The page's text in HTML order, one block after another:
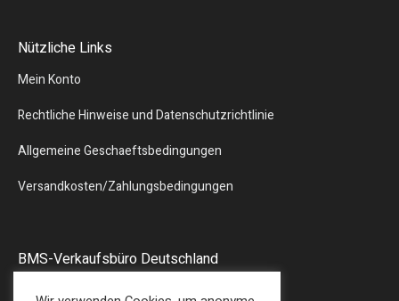
Nützliche Links
Mein Konto
Rechtliche Hinweise und Datenschutzrichtlinie
Allgemeine Geschaeftsbedingungen
Versandkosten/Zahlungsbedingungen
BMS-Verkaufsbüro Deutschland